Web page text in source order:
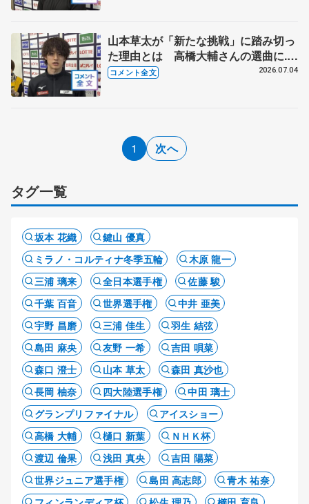
山本草太が「新たな挑戦」に踏み切っ
た理由とは 高橋大輔さんの選曲に...
【全日本シニア合宿】
コメント全文 2026.07.04
1 次へ
タグ一覧
坂本 花織
鍵山 優真
ミラノ・コルティナ冬季五輪
木原 龍一
三浦 璃来
全日本選手権
佐藤 駿
千葉 百音
世界選手権
中井 亜美
宇野 昌磨
三浦 佳生
羽生 結弦
島田 麻央
友野 一希
吉田 唄菜
森口 澄士
山本 草太
森田 真沙也
長岡 柚奈
四大陸選手権
中田 璃士
グランプリファイナル
アイスショー
高橋 大輔
樋口 新葉
ＮＨＫ杯
渡辺 倫果
浅田 真央
吉田 陽菜
世界ジュニア選手権
島田 高志郎
青木 祐奈